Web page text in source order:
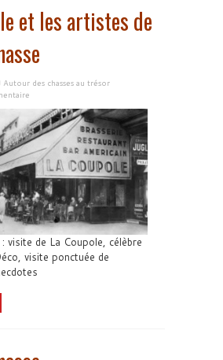
et les artistes de
Autour des chasses au trésor
visite de La Coupole, célèbre
visite ponctuée de